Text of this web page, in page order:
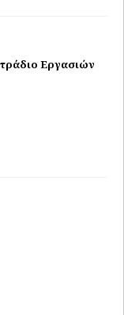
Εργασιών